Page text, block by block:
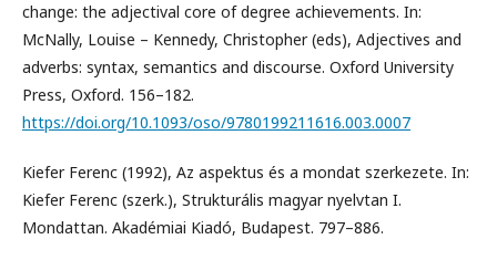
change: the adjectival core of degree achievements. In:
McNally, Louise – Kennedy, Christopher (eds), Adjectives and
adverbs: syntax, semantics and discourse. Oxford University
Press, Oxford. 156–182.
https://doi.org/10.1093/oso/9780199211616.003.0007
Kiefer Ferenc (1992), Az aspektus és a mondat szerkezete. In:
Kiefer Ferenc (szerk.), Strukturális magyar nyelvtan I.
Mondattan. Akadémiai Kiadó, Budapest. 797–886.